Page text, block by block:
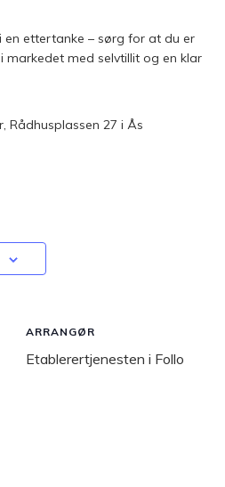
en ettertanke – sørg for at du er
med selvtillit og en klar
Rådhusplassen 27 i Ås
ARRANGØR
Etablerertjenesten i Follo